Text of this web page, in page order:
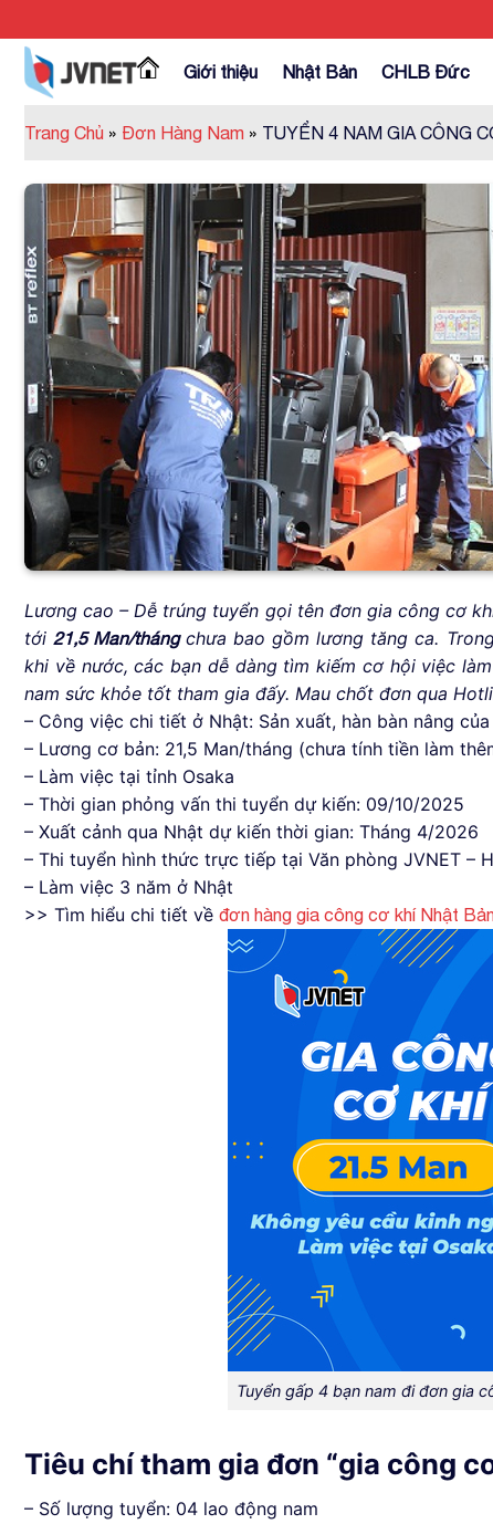
to
content
Giới thiệu Nhật Bản CHLB Đức
Trang Chủ » Đơn Hàng Nam » TUYỂN 4 NAM GIA CÔNG
Lương cao – Dễ trúng tuyển gọi tên đơn gia công cơ
tới21,5 Man/thángchưa bao gồm lương tăng ca.
khi về nước, các bạn dễ dàng tìm kiếm cơ hội việc
nam sức khỏe tốt tham gia đấy. Mau chốt đơn qua
– Công việc chi tiết ở Nhật: Sản xuất, hàn bàn nâng
– Lương cơ bản: 21,5 Man/tháng (chưa tính tiền làm
– Làm việc tại tỉnh Osaka
– Thời gian phỏng vấn thi tuyển dự kiến: 09/10/2025
– Xuất cảnh qua Nhật dự kiến thời gian: Tháng 4/2026
– Thi tuyển hình thức trực tiếp tại Văn phòng JVNET –
– Làm việc 3 năm ở Nhật
>> Tìm hiểu chi tiết về đơn hàng gia công cơ khí Nhật
Tuyển gấp 4 bạn nam đi đơn gia
Tiêu chí tham gia đơn “gia công
– Số lượng tuyển: 04 lao động nam